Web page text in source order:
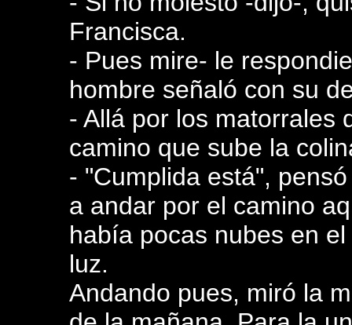
Francisca.
- Pues mire- le
hombre señaló con su
- Allá por los matorrales
camino que sube la
- "Cumplida está",
a andar por el camino
había pocas nubes en
luz.
Andando pues, miró la